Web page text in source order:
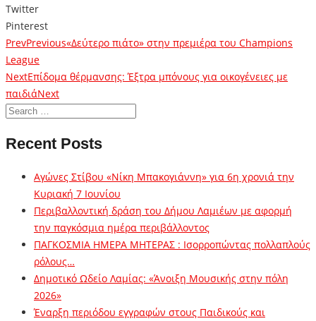
Twitter
Pinterest
PrevPrevious«Δεύτερο πιάτο» στην πρεμιέρα του Champions
League
NextΕπίδομα θέρμανσης: Έξτρα μπόνους για οικογένειες με
παιδιάNext
Recent Posts
Αγώνες Στίβου «Νίκη Μπακογιάννη» για 6η χρονιά την
Κυριακή 7 Ιουνίου
Περιβαλλοντική δράση του Δήμου Λαμιέων με αφορμή
την παγκόσμια ημέρα περιβάλλοντος
ΠΑΓΚΟΣΜΙΑ ΗΜΕΡΑ ΜΗΤΕΡΑΣ : Ισορροπώντας πολλαπλούς
ρόλους…
Δημοτικό Ωδείο Λαμίας: «Άνοιξη Μουσικής στην πόλη
2026»
Έναρξη περιόδου εγγραφών στους Παιδικούς και